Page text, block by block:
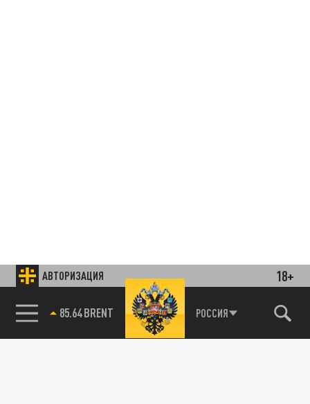
АВТОРИЗАЦИЯ 18+
85.64 BRENT РОССИЯ